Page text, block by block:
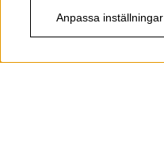
Anpassa inställningar